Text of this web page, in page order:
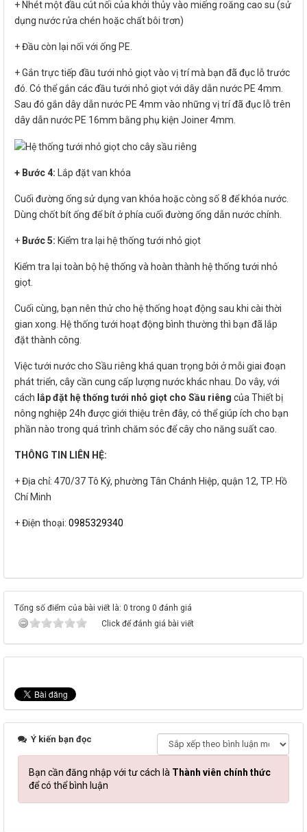
+ Nhét một đầu cút nối của khởi thủy vào miếng roăng cao su (sử
dụng nước rửa chén hoặc chất bôi trơn)
+ Đầu còn lại nối với ống PE.
+ Gắn trực tiếp đầu tưới nhỏ giọt vào vị trí mà bạn đã đục lỗ trước
đó. Có thể gắn các đầu tưới nhỏ giọt với dây dẫn nước PE 4mm.
Sau đó gắn dây dẫn nước PE 4mm vào những vị trí đã đục lỗ trên
dây dẫn nước PE 16mm bằng phụ kiện Joiner 4mm.
+ Bước 4: Lắp đặt van khóa
Cuối đường ống sử dụng van khóa hoặc còng số 8 để khóa nước.
Dùng chốt bít ống để bít ở phía cuối đường ống dẫn nước chính.
+ Bước 5: Kiểm tra lại hệ thống tưới nhỏ giọt
Kiểm tra lại toàn bộ hệ thống và hoàn thành hệ thống tưới nhỏ
giọt.
Cuối cùng, bạn nên thử cho hệ thống hoạt động sau khi cài thời
gian xong. Hệ thống tưới hoạt động bình thường thì bạn đã lắp
đặt thành công.
Việc tưới nước cho Sầu riêng khá quan trọng bởi ở mỗi giai đoạn
phát triển, cây cần cung cấp lượng nước khác nhau. Do vây, với
cách lắp đặt hệ thống tưới nhỏ giọt cho Sầu riêng của Thiết bị
nông nghiệp 24h được giới thiệu trên đây, có thể giúp ích cho bạn
phần nào trong quá trình chăm sóc để cây cho năng suất cao.
THÔNG TIN LIÊN HỆ:
+ Địa chỉ: 470/37 Tô Ký, phường Tân Chánh Hiệp, quận 12, TP. Hồ
Chí Minh
+ Điện thoại: 0985329340
Tổng số điểm của bài viết là: 0 trong 0 đánh giá
Click để đánh giá bài viết
Ý kiến bạn đọc
Bạn cần đăng nhập với tư cách là Thành viên chính thức
để có thể bình luận